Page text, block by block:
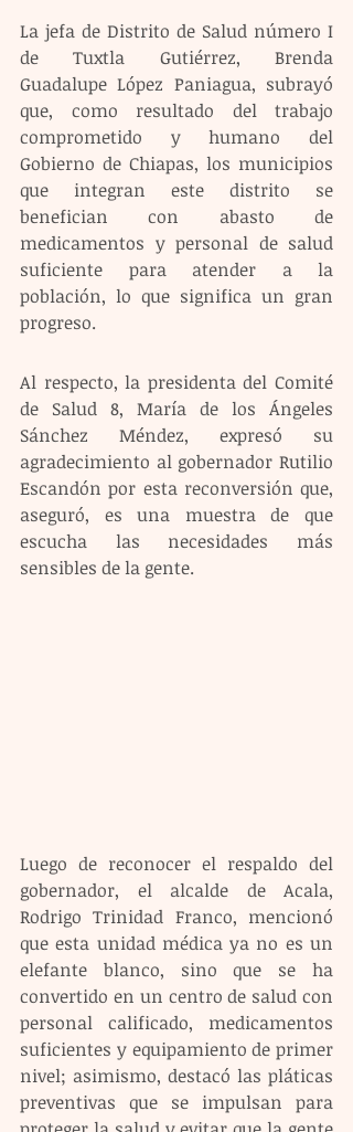
La jefa de Distrito de Salud número I
de Tuxtla Gutiérrez, Brenda
Guadalupe López Paniagua, subrayó
que, como resultado del trabajo
comprometido y humano del
Gobierno de Chiapas, los municipios
que integran este distrito se
benefician con abasto de
medicamentos y personal de salud
suficiente para atender a la
población, lo que significa un gran
progreso.
Al respecto, la presidenta del Comité
de Salud 8, María de los Ángeles
Sánchez Méndez, expresó su
agradecimiento al gobernador Rutilio
Escandón por esta reconversión que,
aseguró, es una muestra de que
escucha las necesidades más
sensibles de la gente.
Luego de reconocer el respaldo del
gobernador, el alcalde de Acala,
Rodrigo Trinidad Franco, mencionó
que esta unidad médica ya no es un
elefante blanco, sino que se ha
convertido en un centro de salud con
personal calificado, medicamentos
suficientes y equipamiento de primer
nivel; asimismo, destacó las pláticas
preventivas que se impulsan para